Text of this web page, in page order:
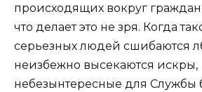
происходящих вокруг
что делает это не зря. Когда
серьезных людей сшибаются
неизбежно высекаются искры,
небезынтересные для Службы